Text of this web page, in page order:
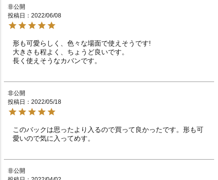
非公開
投稿日
2022/06/08
形も可愛らしく、色々な場面で使えそうです!
大きさも程よく、ちょうど良いです。
長く使えそうなカバンです。
非公開
投稿日
2022/05/18
このバックは思ったより入るので買って良かったです。形も可
愛いので気に入ってめす。
非公開